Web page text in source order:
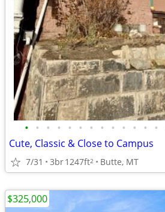
• • • • • • • • • • • • •
Cute, Classic & Close to Campus
7/31 3br1247ft2 Butte, MT
$325,000